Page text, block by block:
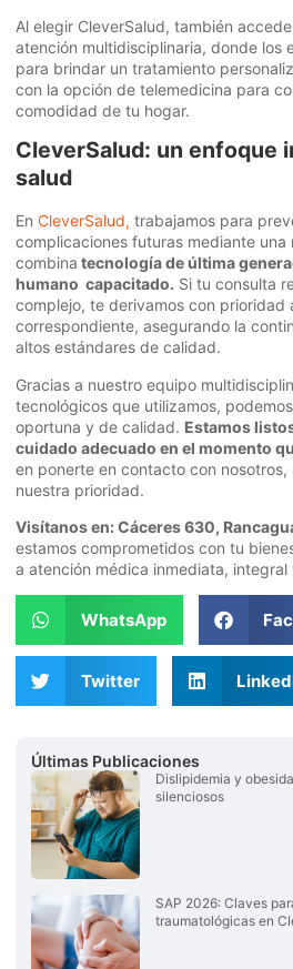
Al elegir CleverSalud, también
atención multidisciplinaria, donde los
para brindar un tratamiento
con la opción de telemedicina para
comodidad de tu hogar.
CleverSalud: un enfoque
salud
En CleverSalud, trabajamos para
complicaciones futuras mediante
combina tecnología de última
humano capacitado. Si tu consulta
complejo, te derivamos con prioridad
correspondiente, asegurando la
altos estándares de calidad.
Gracias a nuestro equipo
tecnológicos que utilizamos,
oportuna y de calidad. Estamos
cuidado adecuado en el momento
en ponerte en contacto con
nuestra prioridad.
Visítanos en: Cáceres 630,
estamos comprometidos con tu
a atención médica inmediata, integral
WhatsApp
Twitter
Últimas Publicaciones
Dislipidemia y
silenciosos
SAP 2026: Claves
traumatológicas en